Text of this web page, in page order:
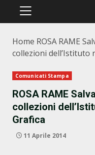
PRIMÄRES
Home ROSA RAME
collezioni dell’Istituto
Comunicati Stampa
ROSA RAME
collezioni
Grafica
11 Aprile 2014